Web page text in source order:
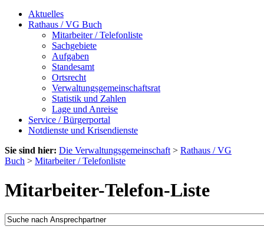
Aktuelles
Rathaus / VG Buch
Mitarbeiter / Telefonliste
Sachgebiete
Aufgaben
Standesamt
Ortsrecht
Verwaltungsgemeinschaftsrat
Statistik und Zahlen
Lage und Anreise
Service / Bürgerportal
Notdienste und Krisendienste
Sie sind hier: Die Verwaltungsgemeinschaft > Rathaus / VG
Buch > Mitarbeiter / Telefonliste
Mitarbeiter-Telefon-Liste